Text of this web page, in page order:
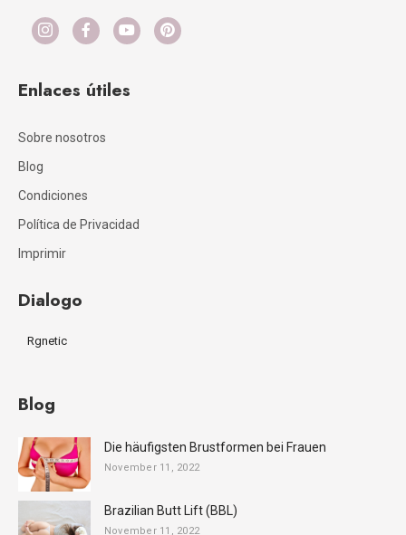
Enlaces útiles
Sobre nosotros
Blog
Condiciones
Política de Privacidad
Imprimir
Dialogo
Rgnetic
Blog
Die häufigsten Brustformen bei Frauen
November 11, 2022
Brazilian Butt Lift (BBL)
November 11, 2022